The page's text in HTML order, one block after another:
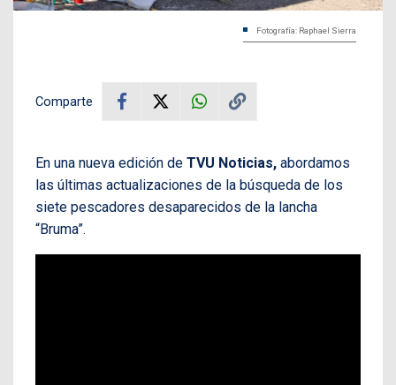
Fotografía: Raphael Sierra
Comparte
En una nueva edición de TVU Noticias, abordamos
las últimas actualizaciones de la búsqueda de los
siete pescadores desaparecidos de la lancha
“Bruma”.